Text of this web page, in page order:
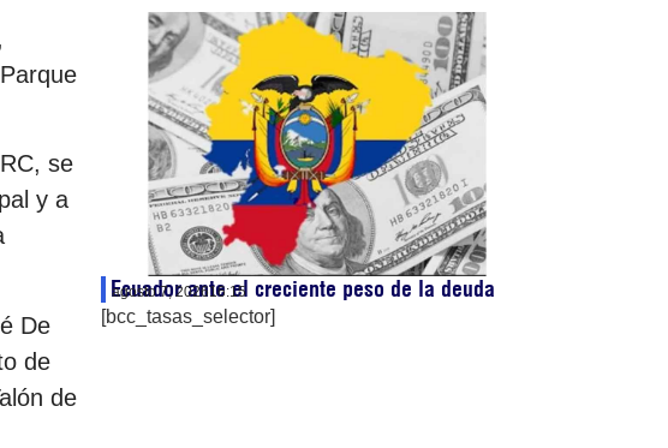
se
y a
De
de
de
Ecuador ante el creciente peso de la deuda
agosto 7, 202616:15
[bcc_tasas_selector]